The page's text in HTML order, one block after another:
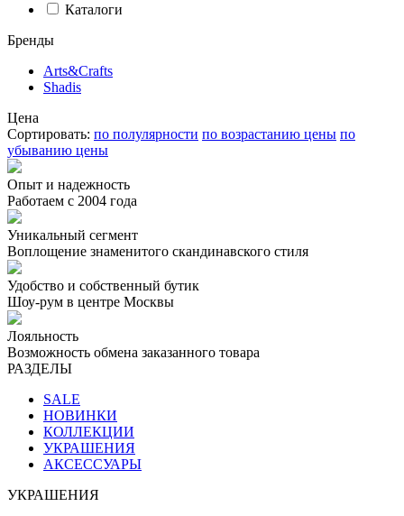
Каталоги
Бренды
Arts&Crafts
Shadis
Цена
Сортировать: по полулярности по возрастанию цены по
убыванию цены
Опыт и надежность
Работаем с 2004 года
Уникальный сегмент
Воплощение знаменитого скандинавского стиля
Удобство и собственный бутик
Шоу-рум в центре Москвы
Лояльность
Возможность обмена заказанного товара
РАЗДЕЛЫ
SALE
НОВИНКИ
КОЛЛЕКЦИИ
УКРАШЕНИЯ
АКСЕССУАРЫ
УКРАШЕНИЯ